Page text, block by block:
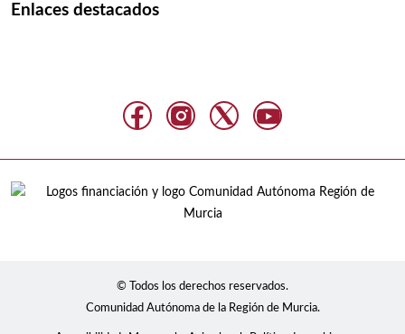
Enlaces destacados
© Todos los derechos reservados.
Comunidad Autónoma de la Región de Murcia.